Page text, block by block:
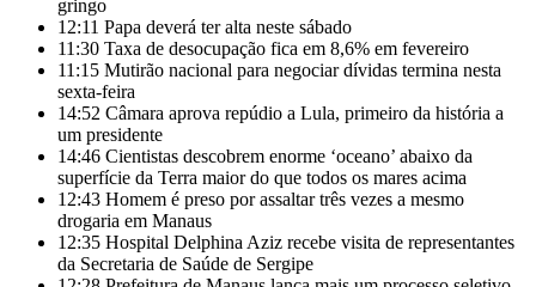
gringo
12:11 Papa deverá ter alta neste sábado
11:30 Taxa de desocupação fica em 8,6% em fevereiro
11:15 Mutirão nacional para negociar dívidas termina nesta
sexta-feira
14:52 Câmara aprova repúdio a Lula, primeiro da história a
um presidente
14:46 Cientistas descobrem enorme ‘oceano’ abaixo da
superfície da Terra maior do que todos os mares acima
12:43 Homem é preso por assaltar três vezes a mesmo
drogaria em Manaus
12:35 Hospital Delphina Aziz recebe visita de representantes
da Secretaria de Saúde de Sergipe